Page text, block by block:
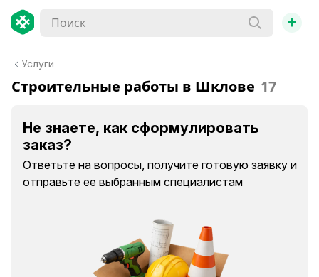
+
Услуги
Строительные работы в Шклове 17
Не знаете, как сформулировать
заказ?
Ответьте на вопросы, получите готовую заявку и
отправьте ее выбранным специалистам